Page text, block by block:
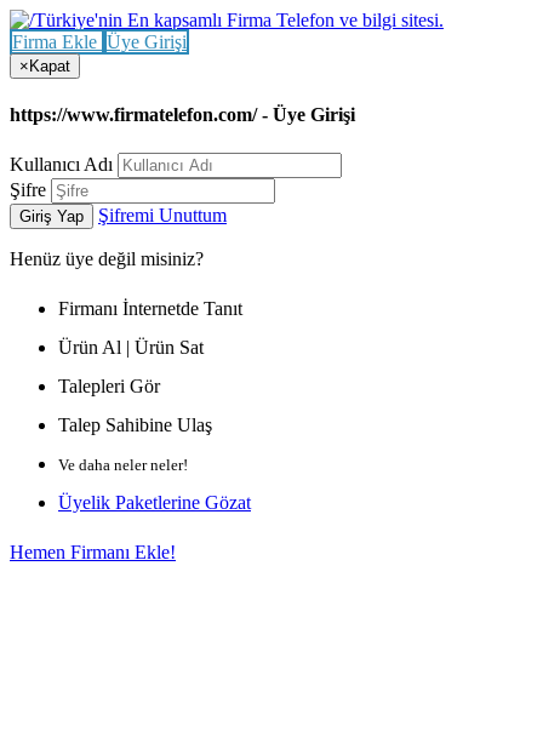
Firma Ekle Üye Girişi
× Kapat
https://www.firmatelefon.com/ - Üye Girişi
Kullanıcı Adı
Şifre
Giriş Yap Şifremi Unuttum
Henüz üye değil misiniz?
Firmanı İnternetde Tanıt
Ürün Al | Ürün Sat
Talepleri Gör
Talep Sahibine Ulaş
Ve daha neler neler!
Üyelik Paketlerine Gözat
Hemen Firmanı Ekle!